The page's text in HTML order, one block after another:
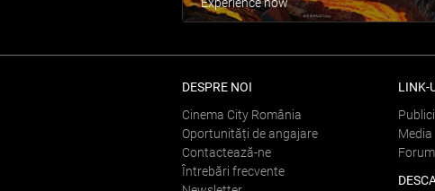
Experience now
DESPRE NOI
Cinema City România
Oportunități de angajare
Contactează-ne
Întrebări frecvente
LINK-
Media